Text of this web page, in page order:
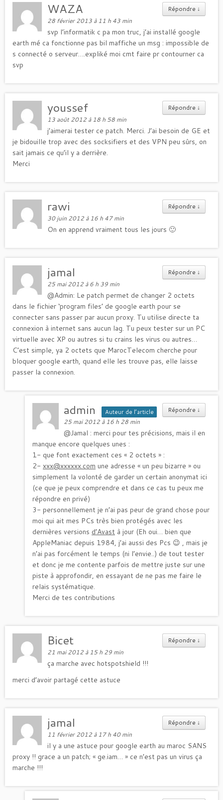
Répondre ↓
WAZA
28 février 2013 à 11 h 43 min
svp l’informatik c pa mon truc, j’ai installé google
earth mé ca fonctionne pas bil maffiche un msg : impossible de
s connecté o serveur….expliké moi cmt faire pr contourner ca
svp
Répondre ↓
youssef
13 août 2012 à 18 h 58 min
j’aimerai tester ce patch. Merci. J’ai besoin de GE et
je bidouille trop avec des socksifiers et des VPN peu sûrs, on
sait jamais ce qu’il y a derrière.
Merci
Répondre ↓
rawi
30 juin 2012 à 16 h 47 min
On en apprend vraiment tous les jours 🙂
Répondre ↓
jamal
25 mai 2012 à 6 h 39 min
@Admin: Le patch permet de changer 2 octets
dans le fichier ‘program files’ de google earth pour se
connecter sans passer par aucun proxy. Tu utilise directe ta
connexion à internet sans aucun lag. Tu peux tester sur un PC
virtuelle avec XP ou autres si tu crains les virus ou autres…
C’est simple, ya 2 octets que MarocTelecom cherche pour
bloquer google earth, quand elle les trouve pas, elle laisse
passer la connexion.
Répondre ↓
admin Auteur de l’article
25 mai 2012 à 16 h 28 min
@Jamal : merci pour tes précisions, mais il en
manque encore quelques unes :
1- que font exactement ces « 2 octets » :
2- xxx@xxxxxx.com une adresse « un peu bizarre » ou
simplement la volonté de garder un certain anonymat ici
(ce que je peux comprendre et dans ce cas tu peux me
répondre en privé)
3- personnellement je n’ai pas peur de grand chose pour
moi qui ait mes PCs très bien protégés avec les
dernières versions d’Avast à jour (Eh oui… bien que
AppleManiac depuis 1984, j’ai aussi des Pcs 😉 , mais je
n’ai pas forcément le temps (ni l’envie..) de tout tester
et donc je me contente parfois de mettre juste sur une
piste à approfondir, en essayant de ne pas me faire le
relais systématique.
Merci de tes contributions
Répondre ↓
Bicet
21 mai 2012 à 15 h 29 min
ça marche avec hotspotshield !!!
merci d’avoir partagé cette astuce
Répondre ↓
jamal
11 février 2012 à 17 h 40 min
il y a une astuce pour google earth au maroc SANS
proxy !! grace a un patch; « ge.iam… » ce n’est pas un virus ça
marche !!!